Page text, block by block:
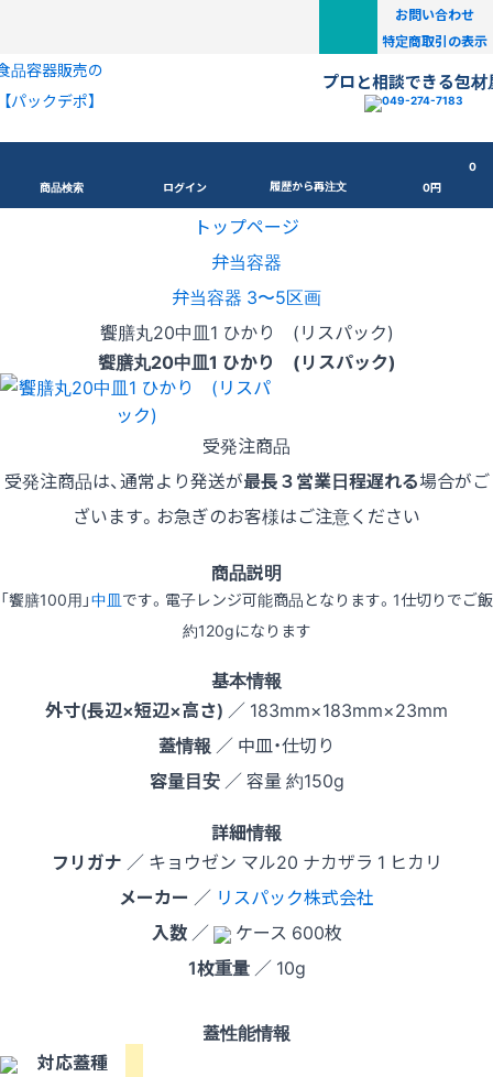
お問い合わせ
特定商取引の表示
品容器販売の
【パックデポ】
プロと相談できる包材
商品検索 ログイン 履歴から再注文
0
0円
トップページ
弁当容器
弁当容器 3〜5区画
饗膳丸20中皿1 ひかり (リスパック)
饗膳丸20中皿1 ひかり (リスパック)
受発注商品
受発注商品は、通常より発送が最長３営業日程遅れる場合がご
ざいます。お急ぎのお客様はご注意ください
商品説明
「饗膳100用」中皿です。電子レンジ可能商品となります。1仕切りでご飯
約120gになります
基本情報
外寸(長辺×短辺×高さ) ／ 183mm×183mm×23mm
蓋情報 ／ 中皿・仕切り
容量目安／ 容量 約150g
詳細情報
フリガナ ／ キョウゼン マル20 ナカザラ 1 ヒカリ
メーカー ／ リスパック株式会社
入数／
ケース 600枚
1枚重量／ 10g
蓋性能情報
対応蓋種